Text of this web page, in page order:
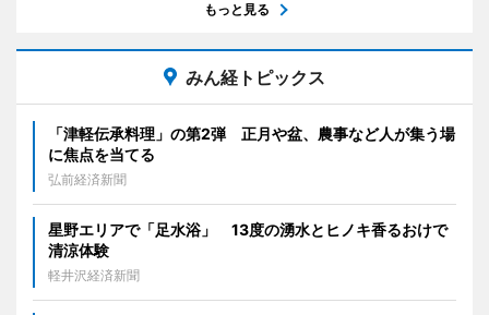
もっと見る
みん経トピックス
「津軽伝承料理」の第2弾 正月や盆、農事など人が集う場
に焦点を当てる
弘前経済新聞
星野エリアで「足水浴」 13度の湧水とヒノキ香るおけで
清涼体験
軽井沢経済新聞